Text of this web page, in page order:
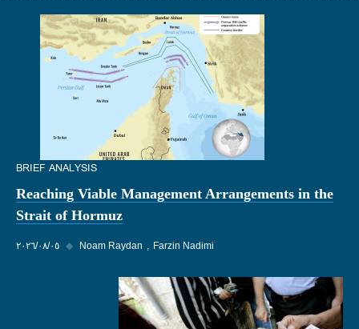
BRIEF ANALYSIS
Reaching Viable Management Arrangements in the
Strait of Hormuz
٠٥‏/٠٨‏/٢٠٢٦ ◆ Noam Raydan Farzin Nadimi